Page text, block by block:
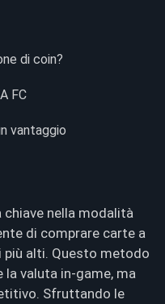
di coin?
FC
vantaggio
chiave nella modalità
di comprare carte a
più alti. Questo metodo
valuta in‑game, ma
Sfruttando le